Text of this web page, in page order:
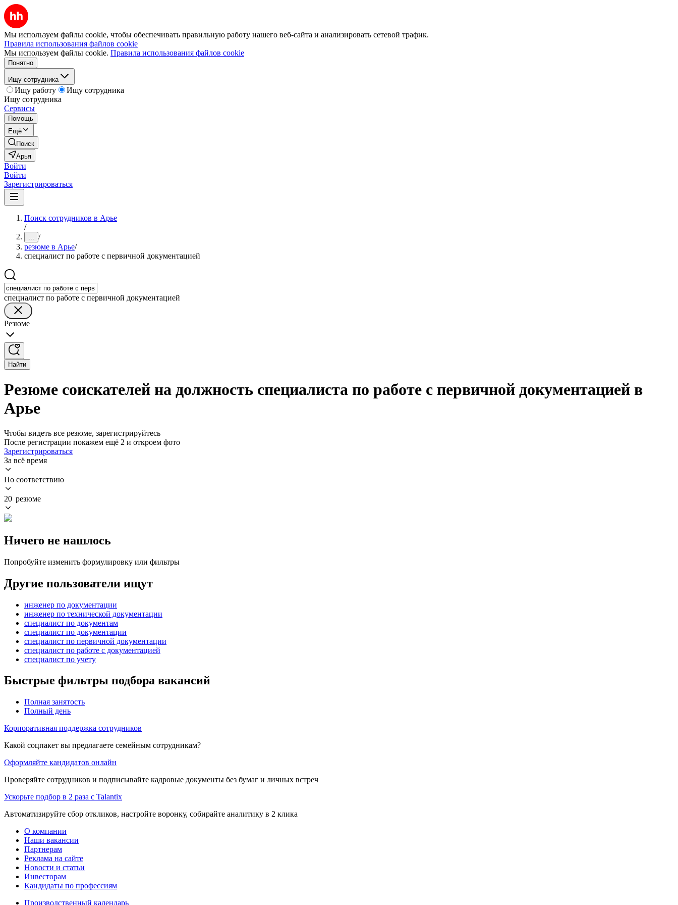
Мы используем файлы cookie, чтобы обеспечивать правильную работу нашего веб-сайта и анализировать сетевой трафик.
Правила использования файлов cookie
Мы используем файлы cookie. Правила использования файлов cookie
Понятно
Ищу сотрудника
Ищу работу
Ищу сотрудника
Ищу сотрудника
Сервисы
Помощь
Ещё
Поиск
Арья
Войти
Войти
Зарегистрироваться
Поиск сотрудников в Арье
/
... /
резюме в Арье/
специалист по работе с первичной документацией
специалист по работе с первичной документацией
Резюме
Найти
Резюме соискателей на должность специалиста по работе с первичной документацией в
Арье
Чтобы видеть все резюме, зарегистрируйтесь
После регистрации покажем ещё 2 и откроем фото
Зарегистрироваться
За всё время
По соответствию
20 резюме
Ничего не нашлось
Попробуйте изменить формулировку или фильтры
Другие пользователи ищут
инженер по документации
инженер по технической документации
специалист по документам
специалист по документации
специалист по первичной документации
специалист по работе с документацией
специалист по учету
Быстрые фильтры подбора вакансий
Полная занятость
Полный день
Корпоративная поддержка сотрудников
Какой соцпакет вы предлагаете семейным сотрудникам?
Оформляйте кандидатов онлайн
Проверяйте сотрудников и подписывайте кадровые документы без бумаг и личных встреч
Ускорьте подбор в 2 раза с Talantix
Автоматизируйте сбор откликов, настройте воронку, собирайте аналитику в 2 клика
О компании
Наши вакансии
Партнерам
Реклама на сайте
Новости и статьи
Инвесторам
Кандидаты по профессиям
Производственный календарь